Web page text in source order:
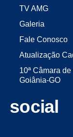
TV AMG
Galeria
Fale Conosco
Atualização
10ª Câmara
Goiânia-GO
social